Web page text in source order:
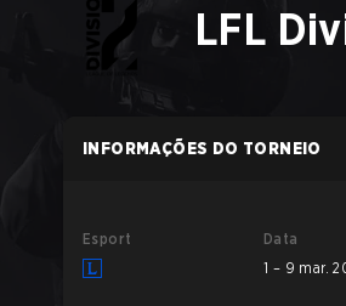
LFL
INFORMAÇÕES DO TORNEIO
Esport
Data
1 – 9 mar.